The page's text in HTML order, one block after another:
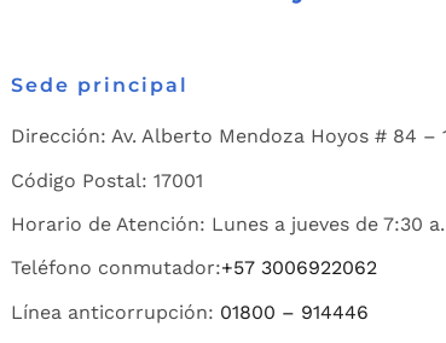
Sede principal
Dirección: Av. Alberto Mendoza Hoyos # 84 –
Código Postal: 17001
Horario de Atención: Lunes a jueves de 7:30
Teléfono conmutador:+57 3006922062
Línea anticorrupción: 01800 – 914446